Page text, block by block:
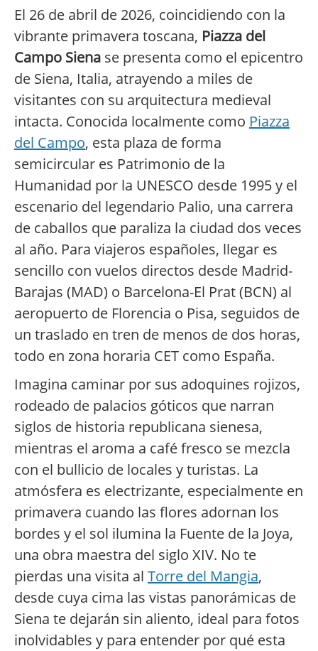
El 26 de abril de 2026, coincidiendo con la
vibrante primavera toscana, Piazza del
Campo Siena se presenta como el epicentro
de Siena, Italia, atrayendo a miles de
visitantes con su arquitectura medieval
intacta. Conocida localmente como Piazza
del Campo, esta plaza de forma
semicircular es Patrimonio de la
Humanidad por la UNESCO desde 1995 y el
escenario del legendario Palio, una carrera
de caballos que paraliza la ciudad dos veces
al año. Para viajeros españoles, llegar es
sencillo con vuelos directos desde Madrid-
Barajas (MAD) o Barcelona-El Prat (BCN) al
aeropuerto de Florencia o Pisa, seguidos de
un traslado en tren de menos de dos horas,
todo en zona horaria CET como España.
Imagina caminar por sus adoquines rojizos,
rodeado de palacios góticos que narran
siglos de historia republicana sienesa,
mientras el aroma a café fresco se mezcla
con el bullicio de locales y turistas. La
atmósfera es electrizante, especialmente en
primavera cuando las flores adornan los
bordes y el sol ilumina la Fuente de la Joya,
una obra maestra del siglo XIV. No te
pierdas una visita al Torre del Mangia,
desde cuya cima las vistas panorámicas de
Siena te dejarán sin aliento, ideal para fotos
inolvidables y para entender por qué esta